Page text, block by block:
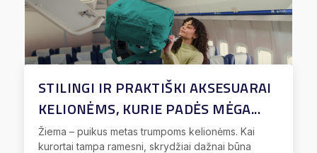
STILINGI IR PRAKTIŠKI AKSESUARAI
KELIONĖMS, KURIE PADĖS MĖGA...
Žiema – puikus metas trumpoms kelionėms. Kai
kurortai tampa ramesni, skrydžiai dažnai būna